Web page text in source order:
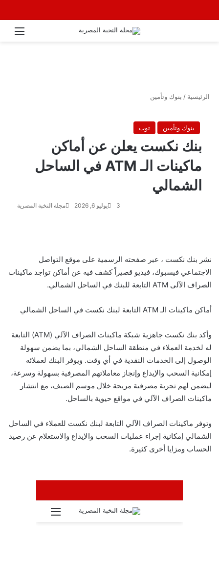
الرئيسية / بنوك وتأمين
بنوك وتأمين توب
بنك نكست يعلن عن أماكن
ماكينات الـ ATM في الساحل
الشمالي
مجلة النخبة المصرية يوليو 6, 2026
نشر بنك نكست ، عبر صفحته الرسمية على موقع التواصل
الاجتماعي فيسبوك، فيديو قصيراً كشف فيه عن أماكن تواجد ماكينات
الصراف الآلى ATM التابعة للبنك في الساحل الشمالي.
أماكن ماكينات الـ ATM التابعة لبنك نكست في الساحل الشمالي
وأكد بنك نكست جاهزية شبكة ماكينات الصراف الآلي (ATM) التابعة
له لخدمة العملاء في منطقة الساحل الشمالي، بما يضمن سهولة
الوصول إلى الخدمات النقدية في أي وقت. ويوفر البنك لعملائه
إمكانية السحب والإيداع وإنجاز معاملاتهم المصرفية بسهولة وسرعة،
ليضمن لهم تجربة مصرفية مريحة خلال موسم الصيف، مع انتشار
ماكينات الصراف الآلي في مواقع حيوية بالساحل.
وتوفر ماكينات الصراف الآلي التابعة لبنك نكست للعملاء في الساحل
الشمالي إمكانية إجراء عمليات السحب والإيداع والاستعلام عن رصيد
الحساب ومزايا أخرى كثيرة.